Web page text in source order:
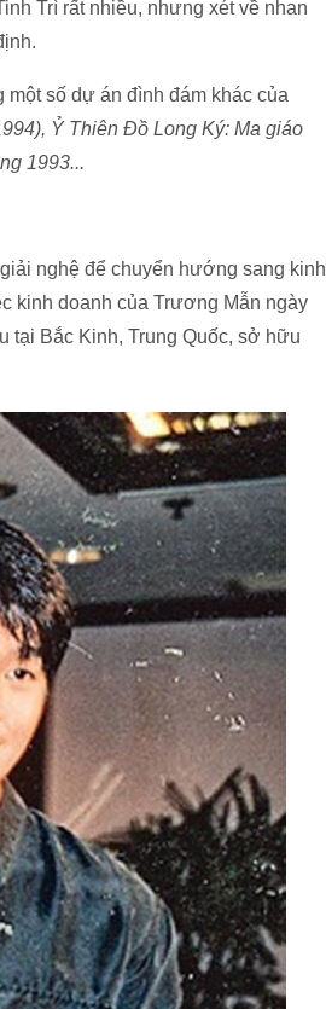
Trì rất nhiều, nhưng xét về nhan
một số dự án đình đám khác của
Ỷ Thiên Đồ Long Ký: Ma giáo
1993...
nghệ để chuyển hướng sang kinh
kinh doanh của Trương Mẫn ngày
tại Bắc Kinh, Trung Quốc, sở hữu